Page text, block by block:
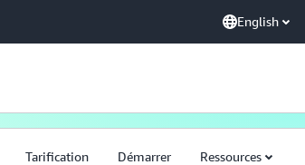
English
Tarification Démarrer Ressources